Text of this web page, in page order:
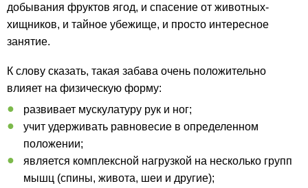
добывания фруктов ягод, и спасение от животных-
хищников, и тайное убежище, и просто интересное
занятие.
К слову сказать, такая забава очень положительно
влияет на физическую форму:
развивает мускулатуру рук и ног;
учит удерживать равновесие в определенном
положении;
является комплексной нагрузкой на несколько групп
мышц (спины, живота, шеи и другие);